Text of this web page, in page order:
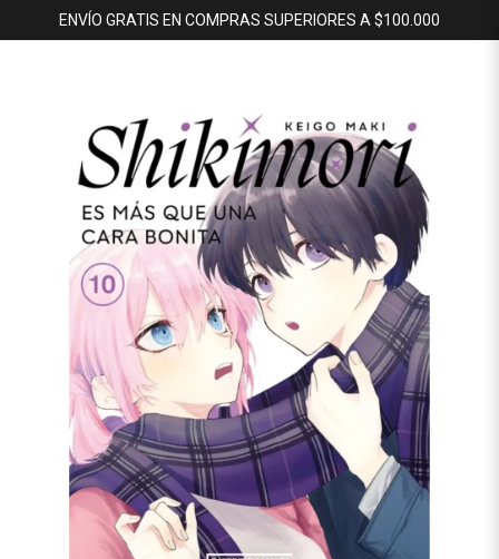
ENVÍO GRATIS EN COMPRAS SUPERIORES A $100.000